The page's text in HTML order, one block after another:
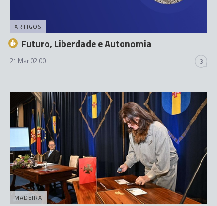
ARTIGOS
Futuro, Liberdade e Autonomia
21 Mar 02:00 3
MADEIRA